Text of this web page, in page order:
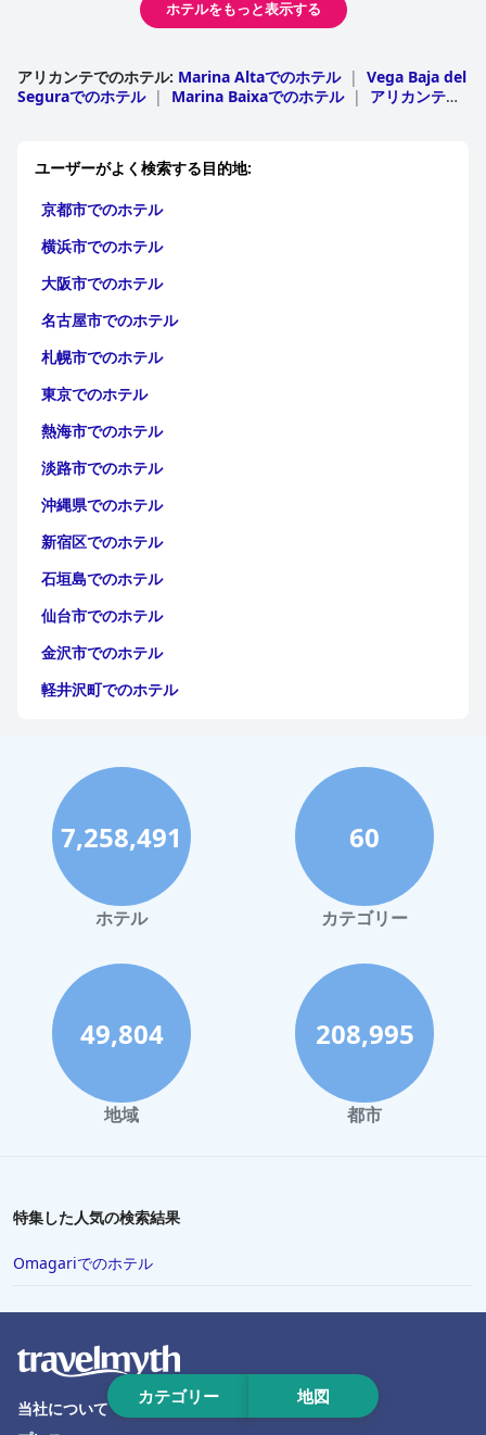
屋内と屋外の両方のプール、設備の整ったジム、美容院や子供用
プレイグラウンドなどの追加アメニティを含むホテルの施設は、
での Wi-Fi 接続に関する小さな批判はありますが、一般的なコン
センサスは非常に肯定的です。
めています。ただし、駐車場については意見が分かれています。
無料の市営駐車場が近くにありますが、ホテルの駐車スペースが
限られていることや追加費用が発生することが、不便さにつなが
る場合があります。
全体として、Hotel RH Ifach
ロケーション、家族向けの設備により、カルプへの訪問者にとっ
ホテルをもっと表示する
アリカンテでのホテル: Marina Altaでのホテル | Vega Baja del
Seguraでのホテル | Marina Baixaでのホテル |
アリカンテで
ユーザーがよく検索する目的地:
京都市でのホテル
横浜市でのホテル
大阪市でのホテル
名古屋市でのホテル
札幌市でのホテル
東京でのホテル
熱海市でのホテル
淡路市でのホテル
沖縄県でのホテル
新宿区でのホテル
石垣島でのホテル
仙台市でのホテル
金沢市でのホテル
軽井沢町でのホテル
神戸市でのホテル
宮古島でのホテル
函館市でのホテル
ハワイイでのホテル
鎌倉市でのホテル
静岡市でのホテル
川崎市でのホテル
与論でのホテル
倉敷市でのホテル
蒲郡市でのホテル
鴨川市でのホテル
三島市でのホテル
岐阜市でのホテル
米子市でのホテルカテゴリー 地図
7,258,491
ホテル
60
カテゴリー
49,804
地域
208,995
都市
特集した人気の検索結果
Omagariでのホテル
当社について